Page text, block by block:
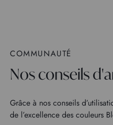
COMMUNAUTÉ
Nos conseils
Grâce à nos conseils
de l’excellence des couleurs